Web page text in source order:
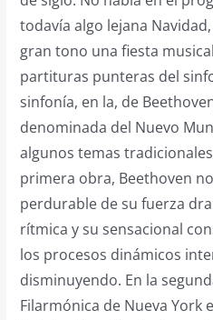
todavía algo lejana
gran tono una fiesta
partituras punteras del
sinfonía, en la, de
denominada del Nuevo
algunos temas
primera obra, Beethoven
perdurable de su fuerza
rítmica y su sensacional
los procesos dinámicos
disminuyendo. En la
Filarmónica de Nueva York